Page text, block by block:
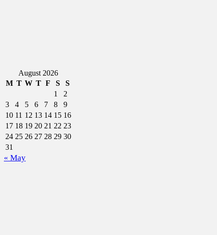
August 2026
M T W T F S
S
1
2
3
4 5 6 7 8
9
10 11 12 13 14 15 16
17 18 19 20 21 22 23
24 25 26 27 28 29 30
31
« May